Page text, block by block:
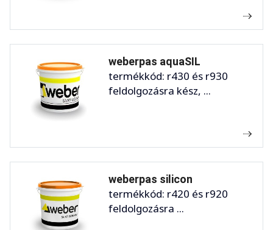
weberpas aquaSIL
termékkód: r430 és r930
feldolgozásra kész, ...
weberpas silicon
termékkód: r420 és r920
feldolgozásra ...